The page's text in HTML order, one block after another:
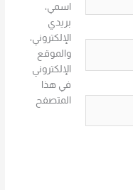
اسمي،
بريدي
الإلكتروني،
والموقع
الإلكتروني
في هذا
المتصفح